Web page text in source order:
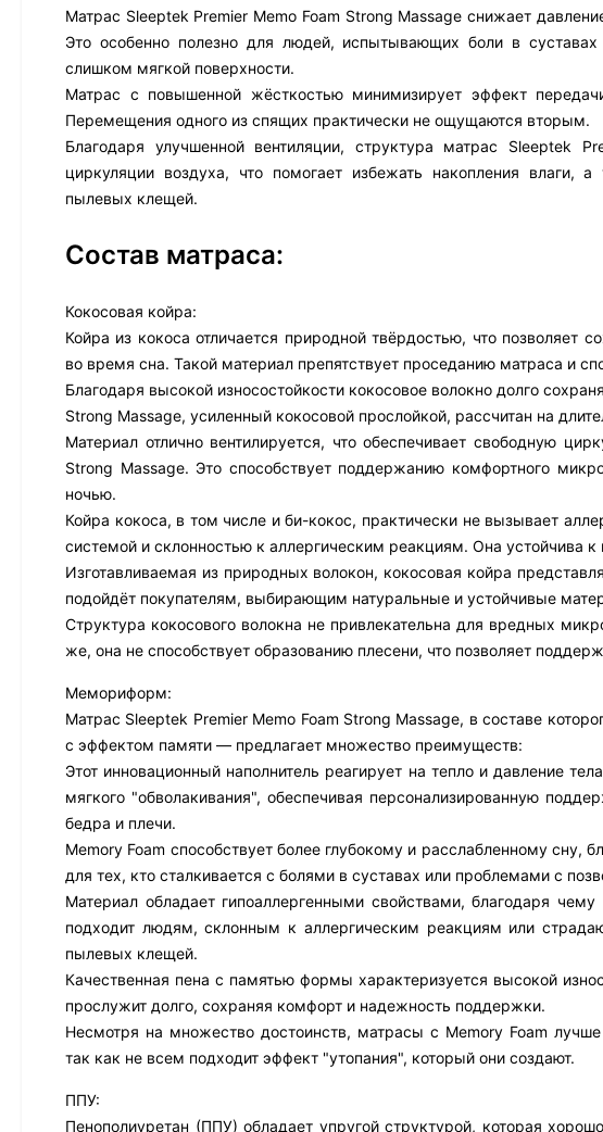
Матрас Sleeptek Premier Memo Foam Strong Massage снижает
Это особенно полезно для людей, испытывающих боли в
слишком мягкой поверхности.
Матрас с повышенной жёсткостью минимизирует эффект
Перемещения одного из спящих практически не ощущаются вторым.
Благодаря улучшенной вентиляции, структура матрас Sleeptek
циркуляции воздуха, что помогает избежать накопления влаги,
пылевых клещей.
Состав матраса:
Кокосовая койра:
Койра из кокоса отличается природной твёрдостью, что позволяет
во время сна. Такой материал препятствует проседанию матраса и
Благодаря высокой износостойкости кокосовое волокно долго
Strong Massage, усиленный кокосовой прослойкой, рассчитан на
Материал отлично вентилируется, что обеспечивает свободную
Strong Massage. Это способствует поддержанию комфортного
ночью.
Койра кокоса, в том числе и би-кокос, практически не вызывает
системой и склонностью к аллергическим реакциям. Она устойчива
Изготавливаемая из природных волокон, кокосовая койра
подойдёт покупателям, выбирающим натуральные и устойчивые
Структура кокосового волокна не привлекательна для вредных
же, она не способствует образованию плесени, что позволяет
Мемориформ:
Матрас Sleeptek Premier Memo Foam Strong Massage, в составе
с эффектом памяти — предлагает множество преимуществ:
Этот инновационный наполнитель реагирует на тепло и давление
мягкого "обволакивания", обеспечивая персонализированную
бедра и плечи.
Memory Foam способствует более глубокому и расслабленному сну,
для тех, кто сталкивается с болями в суставах или проблемами с
Материал обладает гипоаллергенными свойствами, благодаря
подходит людям, склонным к аллергическим реакциям или
пылевых клещей.
Качественная пена с памятью формы характеризуется высокой
прослужит долго, сохраняя комфорт и надежность поддержки.
Несмотря на множество достоинств, матрасы с Memory Foam
так как не всем подходит эффект "утопания", который они создают.
ППУ:
Пенополиуретан (ППУ) обладает упругой структурой, которая